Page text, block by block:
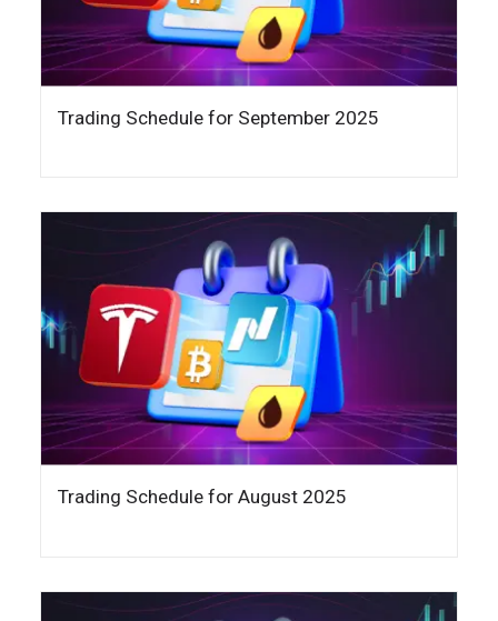
Trading Schedule for September 2025
Trading Schedule for August 2025